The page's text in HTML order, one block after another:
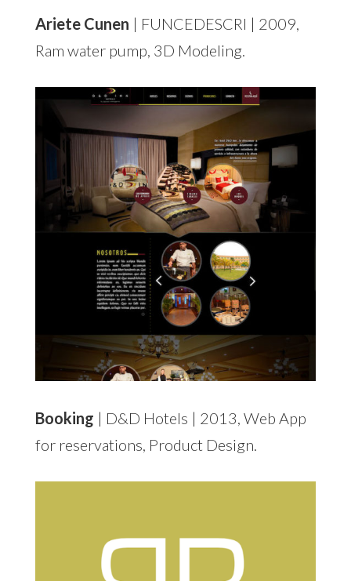
Ariete Cunen | FUNCEDESCRI | 2009,
Ram water pump, 3D Modeling.
Booking | D&D Hotels | 2013, Web App
for reservations, Product Design.